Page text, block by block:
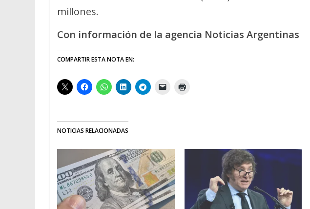
millones.
Con información de la agencia Noticias Argentinas
COMPARTIR ESTA NOTA EN:
NOTICIAS RELACIONADAS